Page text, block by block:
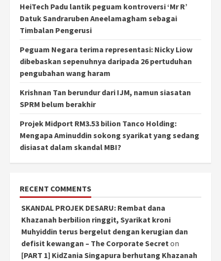
HeiTech Padu lantik peguam kontroversi ‘Mr R’
Datuk Sandraruben Aneelamagham sebagai
Timbalan Pengerusi
Peguam Negara terima representasi: Nicky Liow
dibebaskan sepenuhnya daripada 26 pertuduhan
pengubahan wang haram
Krishnan Tan berundur dari IJM, namun siasatan
SPRM belum berakhir
Projek Midport RM3.53 bilion Tanco Holding:
Mengapa Aminuddin sokong syarikat yang sedang
disiasat dalam skandal MBI?
RECENT COMMENTS
SKANDAL PROJEK DESARU: Rembat dana
Khazanah berbilion ringgit, Syarikat kroni
Muhyiddin terus bergelut dengan kerugian dan
defisit kewangan – The Corporate Secreton
[PART 1] KidZania Singapura berhutang Khazanah